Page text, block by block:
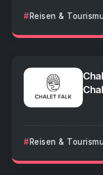
Reisen &
Reisen &